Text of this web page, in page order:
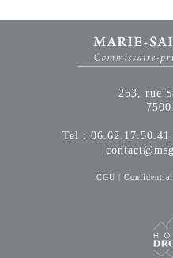
253, rue
Tel :
CGU |